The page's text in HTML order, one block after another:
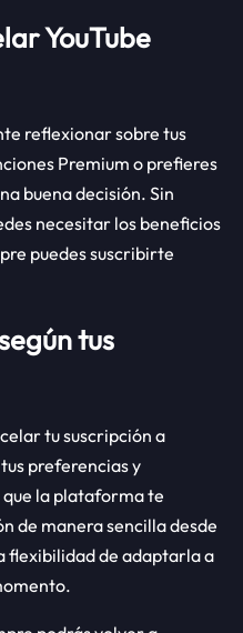
YouTube
reflexionar sobre tus
Premium o prefieres
buena decisión. Sin
necesitar los beneficios
puedes suscribirte
tus
tu suscripción a
preferencias y
la plataforma te
de manera sencilla desde
flexibilidad de adaptarla a